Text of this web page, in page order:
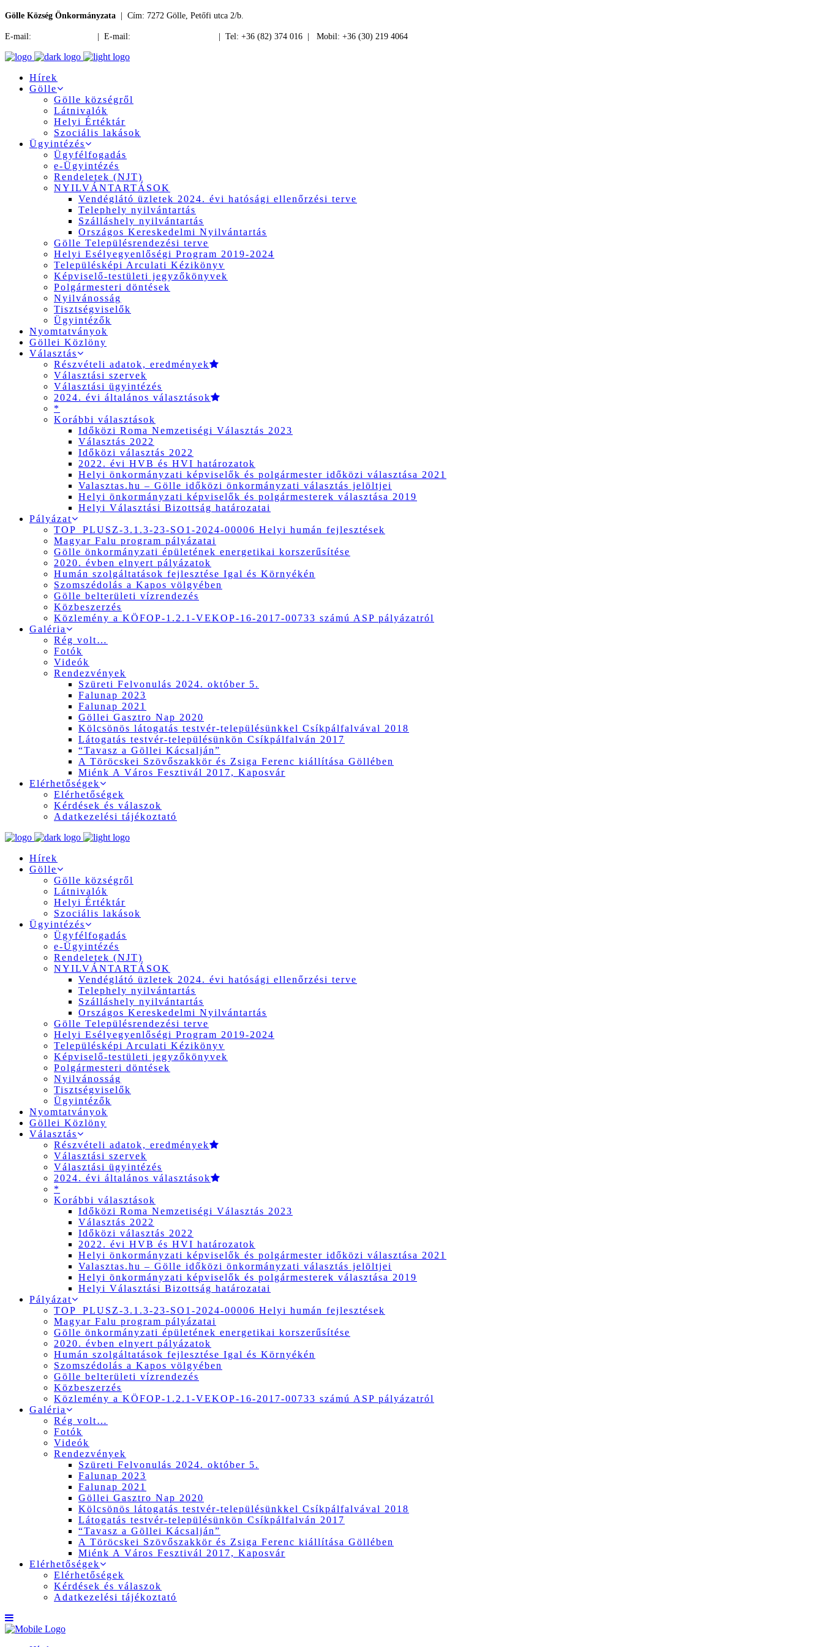
Gölle Község Önkormányzata | Cím: 7272 Gölle, Petőfi utca 2/b.
E-mail: | E-mail: | Tel: +36 (82) 374 016 | Mobil: +36 (30) 219 4064
Hírek
Gölle
Gölle községről
Látnivalók
Helyi Értéktár
Szociális lakások
Ügyintézés
Ügyfélfogadás
e-Ügyintézés
Rendeletek (NJT)
NYILVÁNTARTÁSOK
Vendéglátó üzletek 2024. évi hatósági ellenőrzési terve
Telephely nyilvántartás
Szálláshely nyilvántartás
Országos Kereskedelmi Nyilvántartás
Gölle Településrendezési terve
Helyi Esélyegyenlőségi Program 2019-2024
Településképi Arculati Kézikönyv
Képviselő-testületi jegyzőkönyvek
Polgármesteri döntések
Nyilvánosság
Tisztségviselők
Ügyintézők
Nyomtatványok
Göllei Közlöny
Választás
Részvételi adatok, eredmények
Választási szervek
Választási ügyintézés
2024. évi általános választások
*
Korábbi választások
Időközi Roma Nemzetiségi Választás 2023
Választás 2022
Időközi választás 2022
2022. évi HVB és HVI határozatok
Helyi önkormányzati képviselők és polgármester időközi választása 2021
Valasztas.hu – Gölle időközi önkormányzati választás jelöltjei
Helyi önkormányzati képviselők és polgármesterek választása 2019
Helyi Választási Bizottság határozatai
Pályázat
TOP_PLUSZ-3.1.3-23-SO1-2024-00006 Helyi humán fejlesztések
Magyar Falu program pályázatai
Gölle önkormányzati épületének energetikai korszerűsítése
2020. évben elnyert pályázatok
Humán szolgáltatások fejlesztése Igal és Környékén
Szomszédolás a Kapos völgyében
Gölle belterületi vízrendezés
Közbeszerzés
Közlemény a KÖFOP-1.2.1-VEKOP-16-2017-00733 számú ASP pályázatról
Galéria
Rég volt…
Fotók
Videók
Rendezvények
Szüreti Felvonulás 2024. október 5.
Falunap 2023
Falunap 2021
Göllei Gasztro Nap 2020
Kölcsönös látogatás testvér-településünkkel Csíkpálfalvával 2018
Látogatás testvér-településünkön Csíkpálfalván 2017
“Tavasz a Göllei Kácsalján”
A Töröcskei Szövőszakkör és Zsiga Ferenc kiállítása Göllében
Miénk A Város Fesztivál 2017, Kaposvár
Elérhetőségek
Elérhetőségek
Kérdések és válaszok
Adatkezelési tájékoztató
Hírek
Gölle
Gölle községről
Látnivalók
Helyi Értéktár
Szociális lakások
Ügyintézés
Ügyfélfogadás
e-Ügyintézés
Rendeletek (NJT)
NYILVÁNTARTÁSOK
Vendéglátó üzletek 2024. évi hatósági ellenőrzési terve
Telephely nyilvántartás
Szálláshely nyilvántartás
Országos Kereskedelmi Nyilvántartás
Gölle Településrendezési terve
Helyi Esélyegyenlőségi Program 2019-2024
Településképi Arculati Kézikönyv
Képviselő-testületi jegyzőkönyvek
Polgármesteri döntések
Nyilvánosság
Tisztségviselők
Ügyintézők
Nyomtatványok
Göllei Közlöny
Választás
Részvételi adatok, eredmények
Választási szervek
Választási ügyintézés
2024. évi általános választások
*
Korábbi választások
Időközi Roma Nemzetiségi Választás 2023
Választás 2022
Időközi választás 2022
2022. évi HVB és HVI határozatok
Helyi önkormányzati képviselők és polgármester időközi választása 2021
Valasztas.hu – Gölle időközi önkormányzati választás jelöltjei
Helyi önkormányzati képviselők és polgármesterek választása 2019
Helyi Választási Bizottság határozatai
Pályázat
TOP_PLUSZ-3.1.3-23-SO1-2024-00006 Helyi humán fejlesztések
Magyar Falu program pályázatai
Gölle önkormányzati épületének energetikai korszerűsítése
2020. évben elnyert pályázatok
Humán szolgáltatások fejlesztése Igal és Környékén
Szomszédolás a Kapos völgyében
Gölle belterületi vízrendezés
Közbeszerzés
Közlemény a KÖFOP-1.2.1-VEKOP-16-2017-00733 számú ASP pályázatról
Galéria
Rég volt…
Fotók
Videók
Rendezvények
Szüreti Felvonulás 2024. október 5.
Falunap 2023
Falunap 2021
Göllei Gasztro Nap 2020
Kölcsönös látogatás testvér-településünkkel Csíkpálfalvával 2018
Látogatás testvér-településünkön Csíkpálfalván 2017
“Tavasz a Göllei Kácsalján”
A Töröcskei Szövőszakkör és Zsiga Ferenc kiállítása Göllében
Miénk A Város Fesztivál 2017, Kaposvár
Elérhetőségek
Elérhetőségek
Kérdések és válaszok
Adatkezelési tájékoztató